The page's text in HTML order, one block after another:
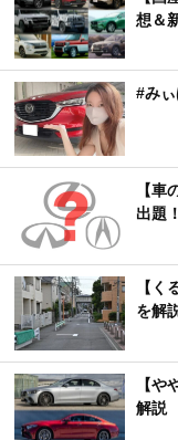
想＆
#み
【車
出題！
【
を解
【
解説